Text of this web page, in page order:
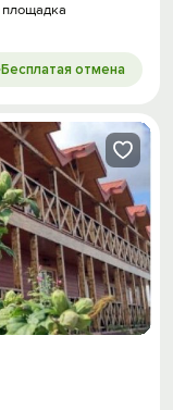
площадка
Бесплатая отмена